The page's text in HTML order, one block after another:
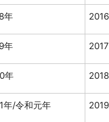
年
年
年
年/令和元年